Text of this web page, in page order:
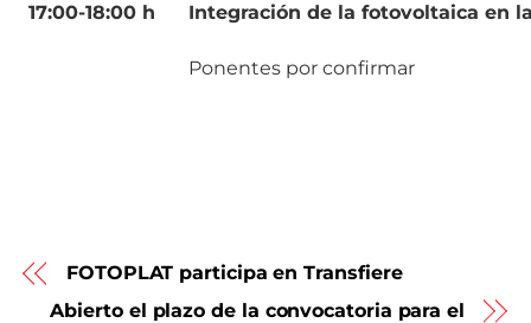
17:00-18:00 h Integración de la fotovoltaica en
Ponentes por confirmar
FOTOPLAT participa en Transfiere
Abierto el plazo de la convocatoria para el